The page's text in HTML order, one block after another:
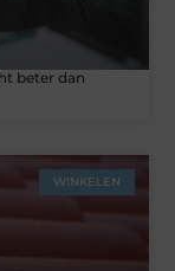
beter dan
WINKELEN